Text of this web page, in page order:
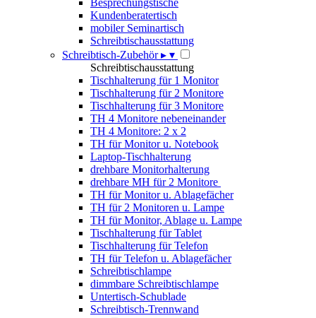
Besprechungstische
Kundenberatertisch
mobiler Seminartisch
Schreibtischausstattung
Schreibtisch-Zubehör▸ ▾
Schreibtischausstattung
Tischhalterung für 1 Monitor
Tischhalterung für 2 Monitore
Tischhalterung für 3 Monitore
TH 4 Monitore nebeneinander
TH 4 Monitore: 2 x 2
TH für Monitor u. Notebook
Laptop-Tischhalterung
drehbare Monitorhalterung
drehbare MH für 2 Monitore
TH für Monitor u. Ablagefächer
TH für 2 Monitoren u. Lampe
TH für Monitor, Ablage u. Lampe
Tischhalterung für Tablet
Tischhalterung für Telefon
TH für Telefon u. Ablagefächer
Schreibtischlampe
dimmbare Schreibtischlampe
Untertisch-Schublade
Schreibtisch-Trennwand